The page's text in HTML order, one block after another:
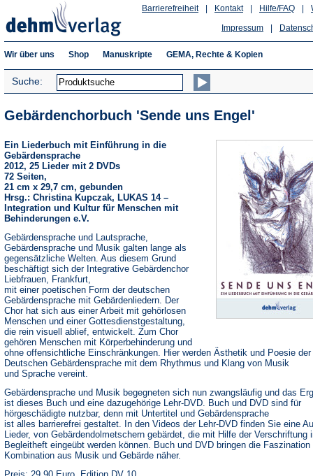
Hilfe/FAQ
Kontakt
Barrierefreiheit
Impressum
Wir über uns Shop Manuskripte GEMA, Rechte & Kopien
Suche:
Gebärdenchorbuch 'Sende uns Engel'
Ein Liederbuch mit Einführung in die
Gebärdensprache
2012, 25 Lieder mit 2 DVDs
72 Seiten,
21 cm x 29,7 cm, gebunden
Hrsg.: Christina Kupczak, LUKAS 14 –
Integration und Kultur für Menschen mit
Behinderungen e.V.
Gebärdensprache und Lautsprache,
Gebärdensprache und Musik galten lange als
gegensätzliche Welten. Aus diesem Grund
beschäftigt sich der Integrative Gebärdenchor
Liebfrauen, Frankfurt,
mit einer poetischen Form der deutschen
Gebärdensprache mit Gebärdenliedern. Der
Chor hat sich aus einer Arbeit mit gehörlosen
Menschen und einer Gottesdienstgestaltung,
die rein visuell ablief, entwickelt. Zum Chor
gehören Menschen mit Körperbehinderung und
ohne offensichtliche Einschränkungen. Hier werden Ästhetik und Poesie der
Deutschen Gebärdensprache mit dem Rhythmus und Klang von Musik
und Sprache vereint.
Gebärdensprache und Musik begegneten sich nun zwangsläufig und das
ist dieses Buch und eine dazugehörige Lehr-DVD. Buch und DVD sind für
hörgeschädigte nutzbar, denn mit Untertitel und Gebärdensprache
ist alles barrierefrei gestaltet. In den Videos der Lehr-DVD finden Sie eine
Lieder, von Gebärdendolmetschern gebärdet, die mit Hilfe der Verschriftung
Begleitheft eingeübt werden können. Buch und DVD bringen die Faszination
Kombination aus Musik und Gebärde näher.